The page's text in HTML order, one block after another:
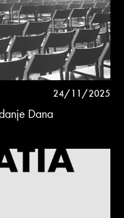
24/11/2025
Dana